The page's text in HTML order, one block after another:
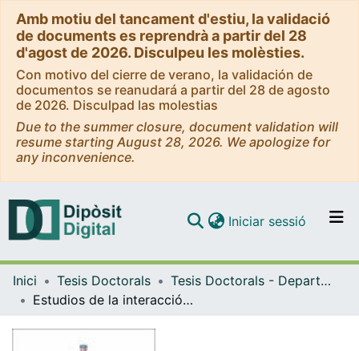
Amb motiu del tancament d'estiu, la validació
de documents es reprendrà a partir del 28
d'agost de 2026. Disculpeu les molèsties.
Con motivo del cierre de verano, la validación de
documentos se reanudará a partir del 28 de agosto
de 2026. Disculpad las molestias
Due to the summer closure, document validation will
resume starting August 28, 2026. We apologize for
any inconvenience.
Navega per tot el DD
Iniciar sessió (current)
Inici Tesis Doctorals
Tesis Doctorals - Departament - Bioquímica i Biomedicina Molecular
Estudios de la interacción de los receptores de dopamina con otros receptores implicados en la enfermedad de Huntington